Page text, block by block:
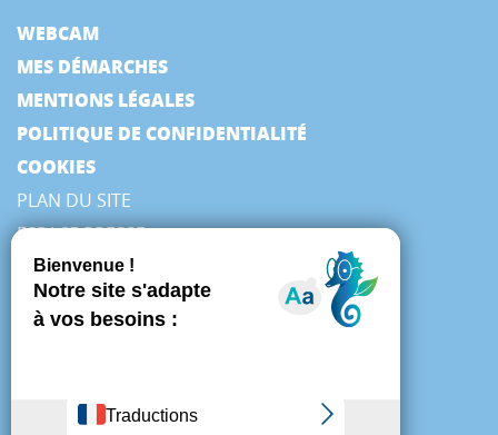
WEBCAM
MES DÉMARCHES
MENTIONS LÉGALES
POLITIQUE DE CONFIDENTIALITÉ
COOKIES
PLAN DU SITE
ESPACE PRESSE